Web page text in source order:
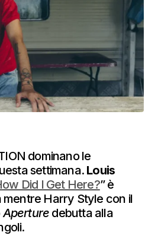
dominano le
settimana. Louis
Did I Get Here?” è
mentre Harry Style con il
Aperture debutta alla